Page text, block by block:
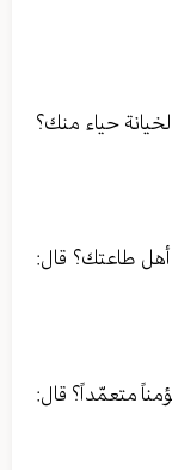
حياء منك؟
طاعتك؟ قال:
متعمّداً؟ قال: